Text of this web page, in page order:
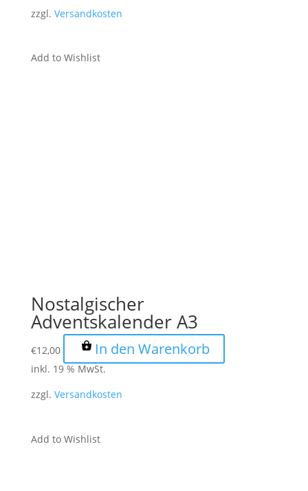
zzgl. Versandkosten
Add to Wishlist
Nostalgischer
Adventskalender A3
€12,00 In den Warenkorb
inkl. 19 % MwSt.
zzgl. Versandkosten
Add to Wishlist